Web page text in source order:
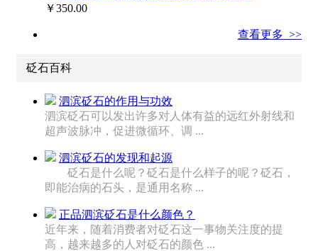
￥350.00
查看更多 >>
砭石百科
泗滨砭石的作用与功效
泗滨砭石可以发出许多对人体有益的远红外射线和
超声波脉冲，促进微循环、调 ...
泗滨砭石的发现和起源
砭石是什么呢？砭石是什么样子的呢？砭石，
即能治病的石头，是通用名称 ...
正品泗滨砭石是什么颜色？
近年来，随着消费者对砭石这一事物关注度的提
高，越来越多的人对砭石的颜色 ...